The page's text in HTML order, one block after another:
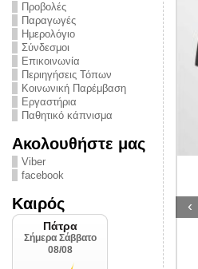
Προβολές
Παραγωγές
Ημερολόγιο
Σύνδεσμοι
Επικοινωνία
Περιηγήσεις Τόπων
Κοινωνική Παρέμβαση
Εργαστήρια
Παθητικό κάπνισμα
Ακολουθήστε μας
Viber
facebook
Καιρός
από την
την ημέρα
και
στο
2026
‹